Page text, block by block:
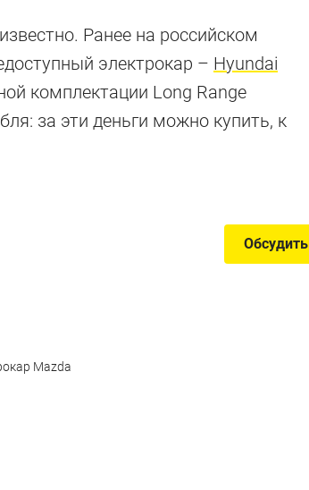
Ранее на российском
электрокар – Hyundai
комплектации Long Range
за эти деньги можно купить, к
России
Обсудить
Mazda